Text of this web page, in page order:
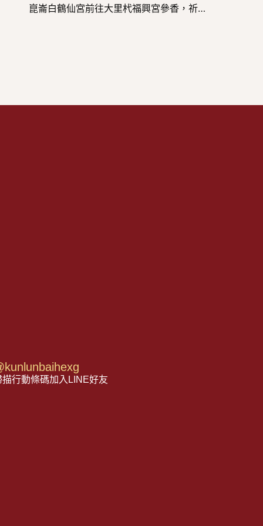
崑崙白鶴仙宮前往大里杙福興宮參香，祈願天上聖母慈光普照
行動條碼加入LINE好友